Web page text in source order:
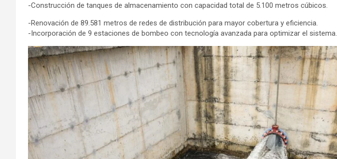
-Construcción de tanques de almacenamiento con capacidad total de 5.100 metros cúbicos.
-Renovación de 89.581 metros de redes de distribución para mayor cobertura y eficiencia.
-Incorporación de 9 estaciones de bombeo con tecnología avanzada para optimizar el sistema.